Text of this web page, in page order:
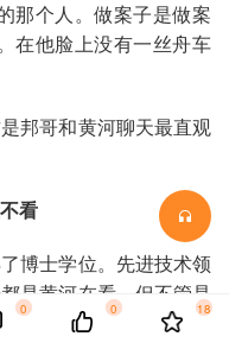
那个人。做案子是做案
在他脸上没有一丝舟车
邦哥和黄河聊天最直观
看
博士学位。先进技术领
是黄河在看。但不管是
，黄河却都没有涉及，
0 0 18